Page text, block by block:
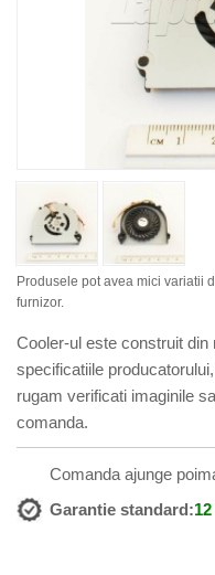
Produsele pot avea mici variatii
furnizor.
Cooler-ul este construit din
specificatiile
rugam verificati imaginile
comanda.
Comanda ajunge
Garantie standard: